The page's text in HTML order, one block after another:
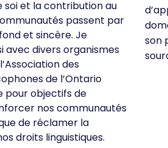
soi et la contribution au
passent par
et sincère. Je
avec divers organismes
des
de l’Ontario
pour objectifs de
nos communautés
de réclamer la
droits linguistiques.
son